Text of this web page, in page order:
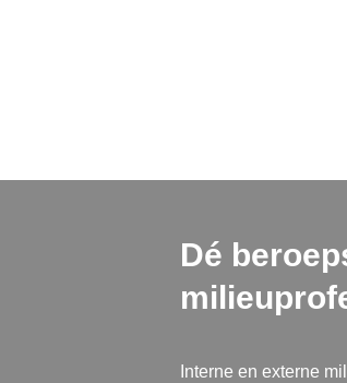
Dé
Interne en externe